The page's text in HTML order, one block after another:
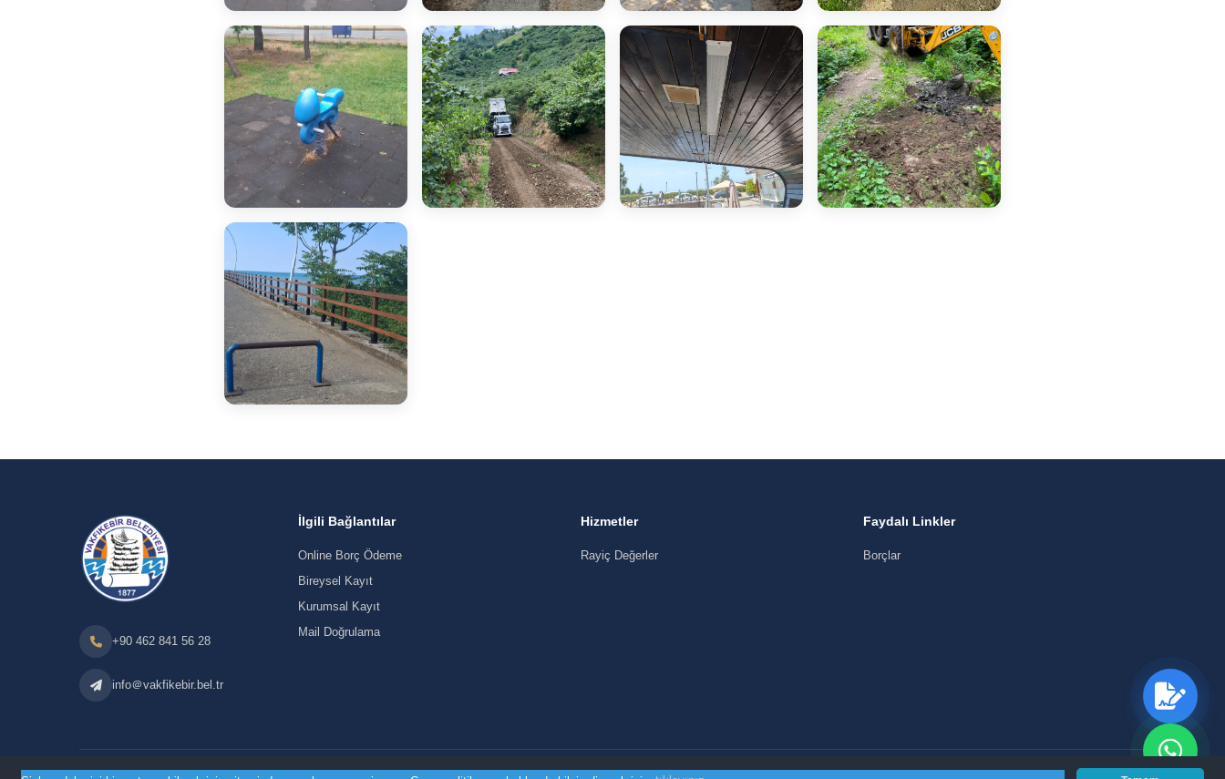
+90 462 841 56 28
info＠vakfikebir.bel.tr
İlgili Bağlantılar
Online Borç Ödeme
Bireysel Kayıt
Kurumsal Kayıt
Mail Doğrulama
Hizmetler
Rayiç Değerler
Faydalı Linkler
Borçlar